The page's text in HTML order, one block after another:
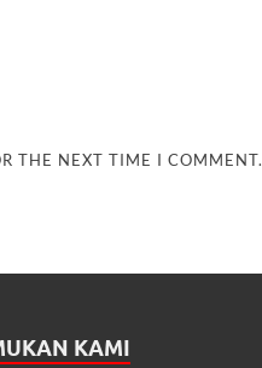
THE NEXT TIME I COMMENT.
KAMI